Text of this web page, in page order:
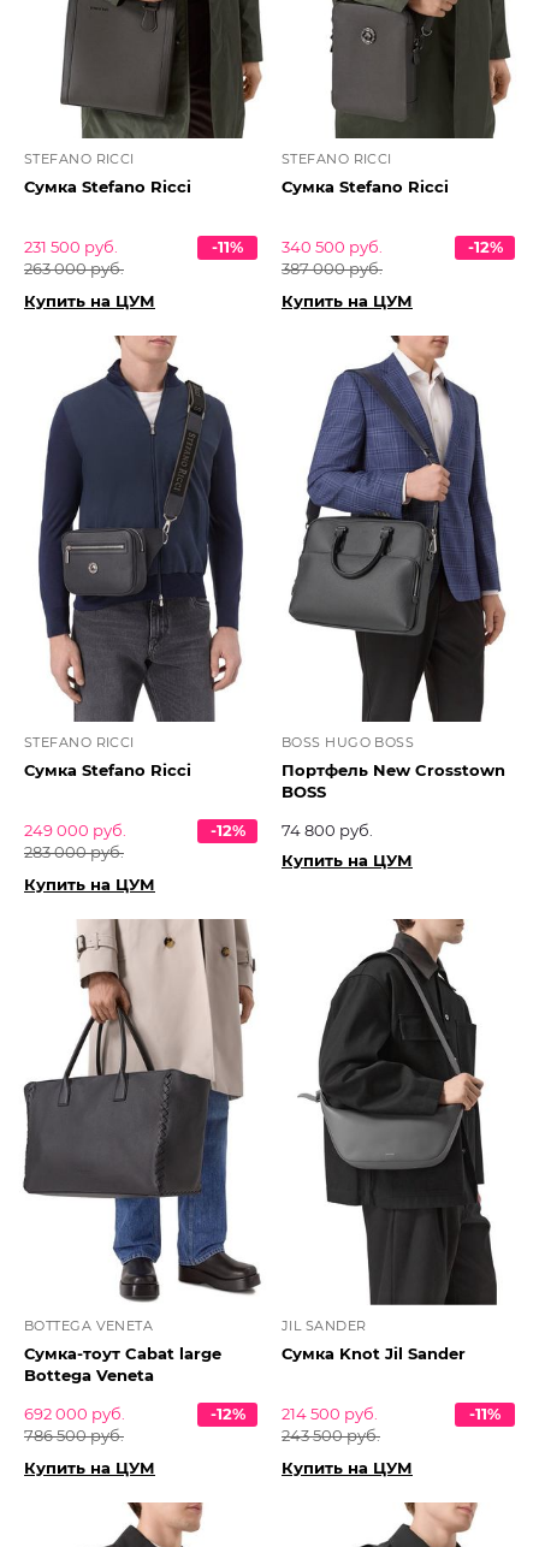
STEFANO RICCI
Сумка Stefano Ricci
231 500 руб.
263 000 руб.
-11%
Купить на ЦУМ
STEFANO RICCI
Сумка Stefano Ricci
340 500 руб.
387 000 руб.
-12%
Купить на ЦУМ
STEFANO RICCI
Сумка Stefano Ricci
249 000 руб.
283 000 руб.
-12%
Купить на ЦУМ
BOSS HUGO BOSS
Портфель New Crosstown
BOSS
74 800 руб.
Купить на ЦУМ
BOTTEGA VENETA
Сумка-тоут Cabat large
Bottega Veneta
692 000 руб.
786 500 руб.
-12%
Купить на ЦУМ
JIL SANDER
Сумка Knot Jil Sander
214 500 руб.
243 500 руб.
-11%
Купить на ЦУМ